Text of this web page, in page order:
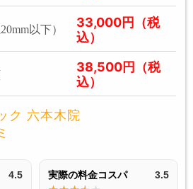
以下）
33,000円（税
込）
38,500円（税
込）
ク 六本木院
4.5 実際の料金コスパ 3.5